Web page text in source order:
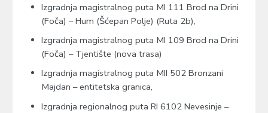
Izgradnja magistralnog puta MI 111 Brod na Drini
(Foča) – Hum (Šćepan Polje) (Ruta 2b),
Izgradnja magistralnog puta MI 109 Brod na Drini
(Foča) – Tjentište (nova trasa)
Izgradnja magistralnog puta MII 502 Bronzani
Majdan – entitetska granica,
Izgradnja regionalnog puta RI 6102 Nevesinje –